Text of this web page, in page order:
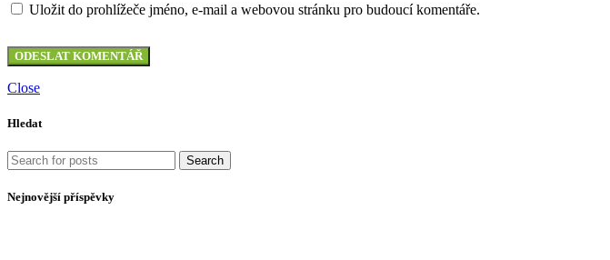
Uložit do prohlížeče jméno, e-mail a webovou stránku pro budoucí komentáře.
Close
Hledat
Search
Nejnovější příspěvky